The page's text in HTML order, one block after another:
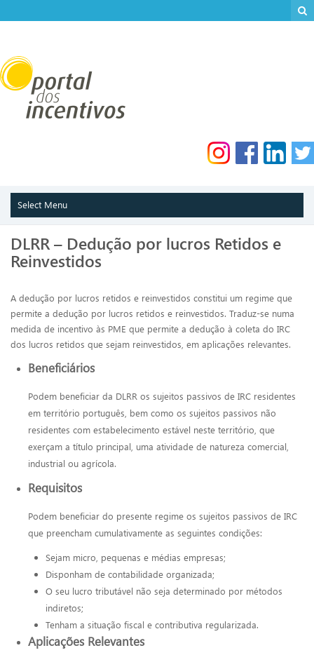
DLRR – Dedução por lucros Retidos e
Reinvestidos
A dedução por lucros retidos e reinvestidos constitui um regime que
permite a dedução por lucros retidos e reinvestidos. Traduz-se numa
medida de incentivo às PME que permite a dedução à coleta do IRC
dos lucros retidos que sejam reinvestidos, em aplicações relevantes.
Beneficiários
Podem beneficiar da DLRR os sujeitos passivos de IRC residentes
em território português, bem como os sujeitos passivos não
residentes com estabelecimento estável neste território, que
exerçam a título principal, uma atividade de natureza comercial,
industrial ou agrícola.
Requisitos
Podem beneficiar do presente regime os sujeitos passivos de IRC
que preencham cumulativamente as seguintes condições:
Sejam micro, pequenas e médias empresas;
Disponham de contabilidade organizada;
O seu lucro tributável não seja determinado por métodos
indiretos;
Tenham a situação fiscal e contributiva regularizada.
Aplicações Relevantes